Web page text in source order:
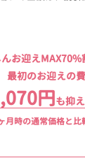
お迎えMAX70%
最初のお迎えの
円も抑
月時の通常価格と比